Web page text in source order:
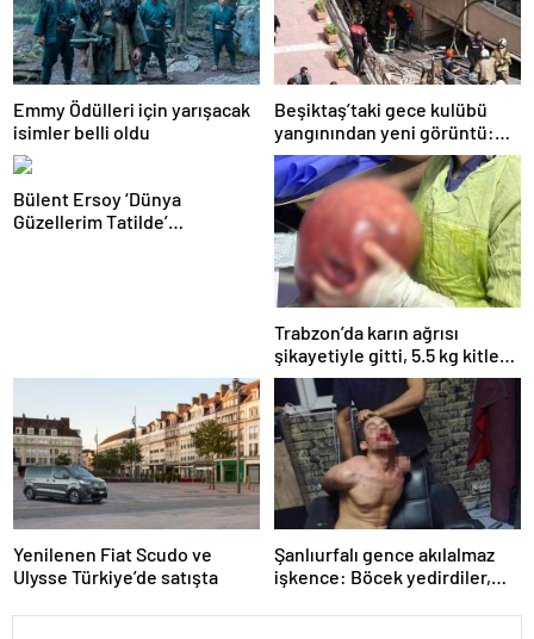
Emmy Ödülleri için yarışacak
isimler belli oldu
Beşiktaş’taki gece kulübü
yangınından yeni görüntü:
İşçiler çalışırken duman sardı
Bülent Ersoy ‘Dünya
Güzellerim Tatilde’
Trabzon’da karın ağrısı
şikayetiyle gitti, 5.5 kg kitle
çıktı
Yenilenen Fiat Scudo ve
Ulysse Türkiye’de satışta
Şanlıurfalı gence akılalmaz
işkence: Böcek yedirdiler,